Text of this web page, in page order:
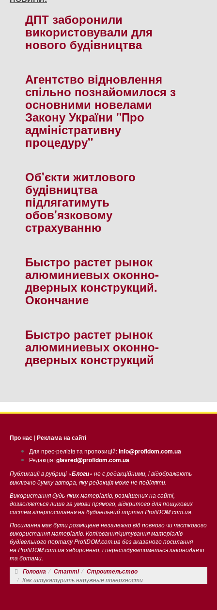
ДПТ заборонили
використовували для
нового будiвництва
Агентство вiдновлення
спiльно познайомилося з
основними новелами
Закону України "Про
адмiнiстративну
процедуру"
Об'єкти житлового
будiвництва
пiдлягатимуть
обов'язковому
страхуванню
Быстро растет рынок
алюминиевых оконно-
дверных конструкций.
Окончание
Быстро растет рынок
алюминиевых оконно-
дверных конструкций
Про нас | Реклама на сайті
Для прес-релізів та пропозицій:info@profidom.com.ua
Редакція:glavred@profidom.com.ua
Публикації в рубриці «Блоги» не є редакційними, і відображають
виключно думку автора, яку редакція може не поділяти.
Використання будь-яких матеріалів, розміщених на сайті,
дозволяється лише за умови прямого, відкритого для пошукових
систем гіперпосилання на будівельний портал ProfiDOM.com.ua.
Посилання має бути розміщене незалежно від повного чи часткового
використання матеріалів. Копіювання/цитування матеріалів
будівельного порталу ProfiDOM.com.ua без вказаного посилання
на ProfiDOM.com.ua заборонено, і переслідуватиметься законодавчо
та ботами.
Головна
Статті
Строительство
Как штукатурить наружные поверхности